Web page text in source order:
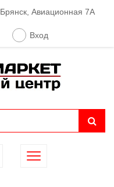
Брянск, Авиационная 7А
Вход